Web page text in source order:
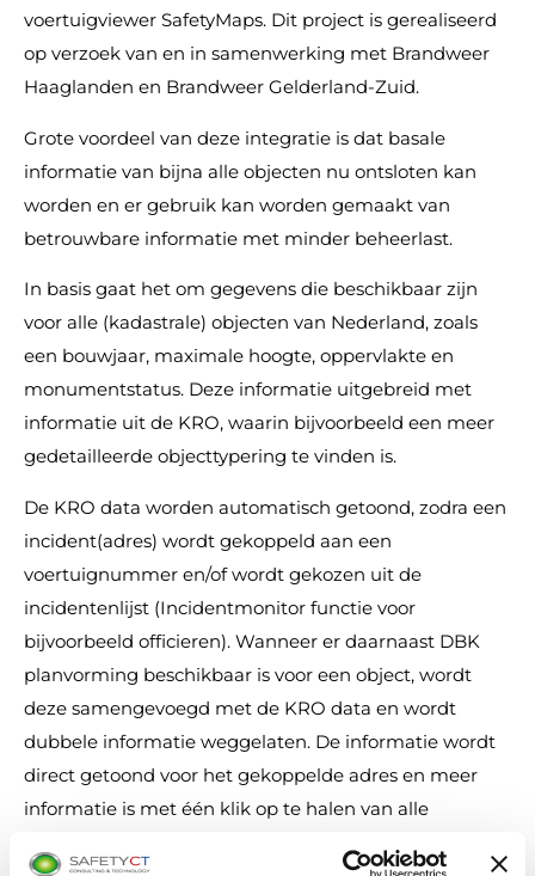
voertuigviewer SafetyMaps. Dit project is gerealiseerd
op verzoek van en in samenwerking met Brandweer
Haaglanden en Brandweer Gelderland-Zuid.
Grote voordeel van deze integratie is dat basale
informatie van bijna alle objecten nu ontsloten kan
worden en er gebruik kan worden gemaakt van
betrouwbare informatie met minder beheerlast.
In basis gaat het om gegevens die beschikbaar zijn
voor alle (kadastrale) objecten van Nederland, zoals
een bouwjaar, maximale hoogte, oppervlakte en
monumentstatus. Deze informatie uitgebreid met
informatie uit de KRO, waarin bijvoorbeeld een meer
gedetailleerde objecttypering te vinden is.
De KRO data worden automatisch getoond, zodra een
incident(adres) wordt gekoppeld aan een
voertuignummer en/of wordt gekozen uit de
incidentenlijst (Incidentmonitor functie voor
bijvoorbeeld officieren). Wanneer er daarnaast DBK
planvorming beschikbaar is voor een object, wordt
deze samengevoegd met de KRO data en wordt
dubbele informatie weggelaten. De informatie wordt
direct getoond voor het gekoppelde adres en meer
informatie is met één klik op te halen van alle